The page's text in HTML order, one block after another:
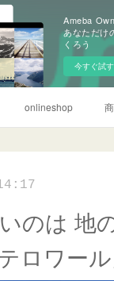
Ameba
あなただけ
くろう
今すぐ試す
onlineshop
のは 地
ロワール